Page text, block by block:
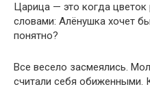
Царица — это когда
словами: Алёнушка хочет
понятно?
Все весело засмеялись.
считали себя обиженными.